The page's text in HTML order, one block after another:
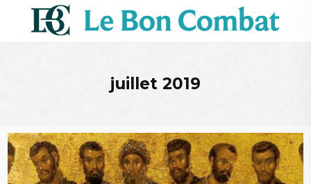
juillet 2019